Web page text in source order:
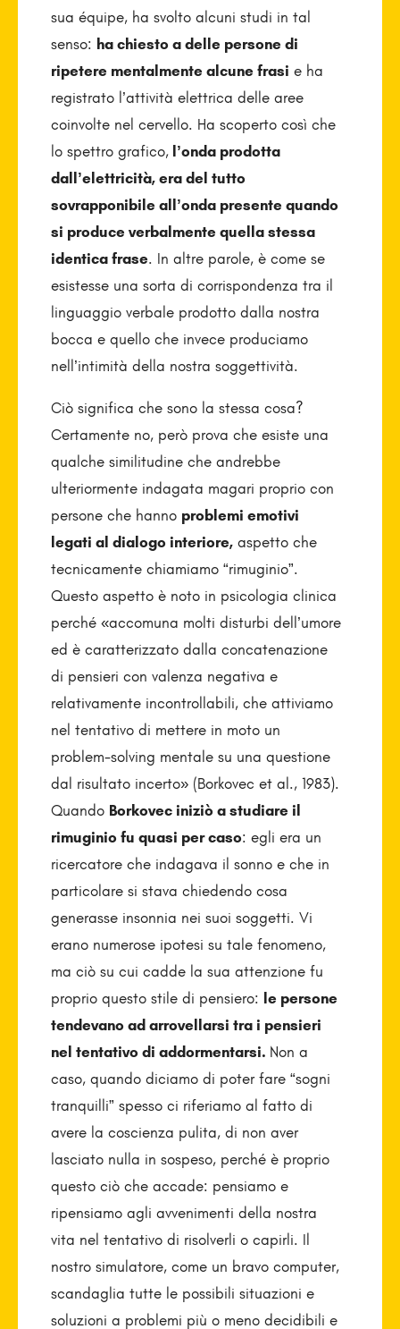
sua équipe, ha svolto alcuni studi in tal
senso: ha chiesto a delle persone di
ripetere mentalmente alcune frasi e ha
registrato l’attività elettrica delle aree
coinvolte nel cervello. Ha scoperto così che
lo spettro grafico,l’onda prodotta
dall’elettricità, era del tutto
sovrapponibile all’onda presente quando
si produce verbalmente quella stessa
identica frase. In altre parole, è come se
esistesse una sorta di corrispondenza tra il
linguaggio verbale prodotto dalla nostra
bocca e quello che invece produciamo
nell’intimità della nostra soggettività.
Ciò significa che sono la stessa cosa?
Certamente no, però prova che esiste una
qualche similitudine che andrebbe
ulteriormente indagata magari proprio con
persone che hanno problemi emotivi
legati al dialogo interiore,aspetto che
tecnicamente chiamiamo “rimuginio”.
Questo aspetto è noto in psicologia clinica
perché «accomuna molti disturbi dell’umore
ed è caratterizzato dalla concatenazione
di pensieri con valenza negativa e
relativamente incontrollabili, che attiviamo
nel tentativo di mettere in moto un
problem-solving mentale su una questione
dal risultato incerto» (Borkovec et al., 1983).
Quando Borkovec iniziò a studiare il
rimuginio fu quasi per caso: egli era un
ricercatore che indagava il sonno e che in
particolare si stava chiedendo cosa
generasse insonnia nei suoi soggetti. Vi
erano numerose ipotesi su tale fenomeno,
ma ciò su cui cadde la sua attenzione fu
proprio questo stile di pensiero: le persone
tendevano ad arrovellarsi tra i pensieri
nel tentativo di addormentarsi. Non a
caso, quando diciamo di poter fare “sogni
tranquilli” spesso ci riferiamo al fatto di
avere la coscienza pulita, di non aver
lasciato nulla in sospeso, perché è proprio
questo ciò che accade: pensiamo e
ripensiamo agli avvenimenti della nostra
vita nel tentativo di risolverli o capirli. Il
nostro simulatore, come un bravo computer,
scandaglia tutte le possibili situazioni e
soluzioni a problemi più o meno decidibili e